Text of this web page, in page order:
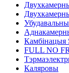
Камбінацыя
FULL NO
Каляровы